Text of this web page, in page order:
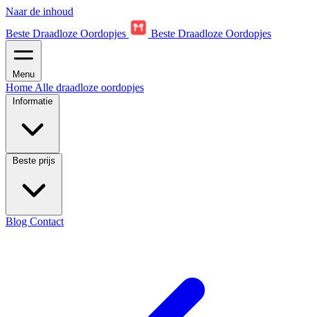
Naar de inhoud
Beste Draadloze Oordopjes
Beste Draadloze Oordopjes
Menu
Home Alle draadloze oordopjes
Informatie
Beste prijs
Blog Contact